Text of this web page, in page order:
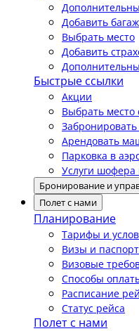
Добавить багаж
Выбрать место
Добавить
Быстрые ссылки
Акции
Выбрать место
Забронировать
Арендовать
Парковка в
Услуги
Бронирование и
Полет с нами
Планирование
Тарифы и
Визы и
Визовые
Способы
Расписание
Статус рейса
Полет с нами